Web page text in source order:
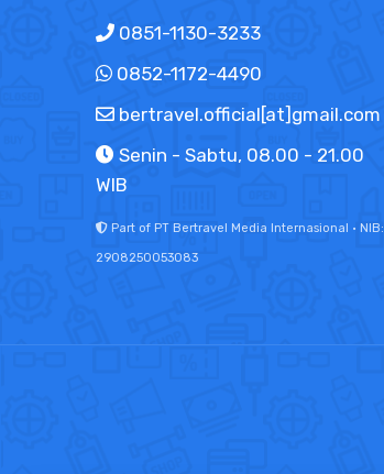
0851-1130-3233
0852-1172-4490
bertravel.official[at]gmail.com
Senin - Sabtu, 08.00 - 21.00
WIB
Part of PT Bertravel Media Internasional · NIB:
2908250053083